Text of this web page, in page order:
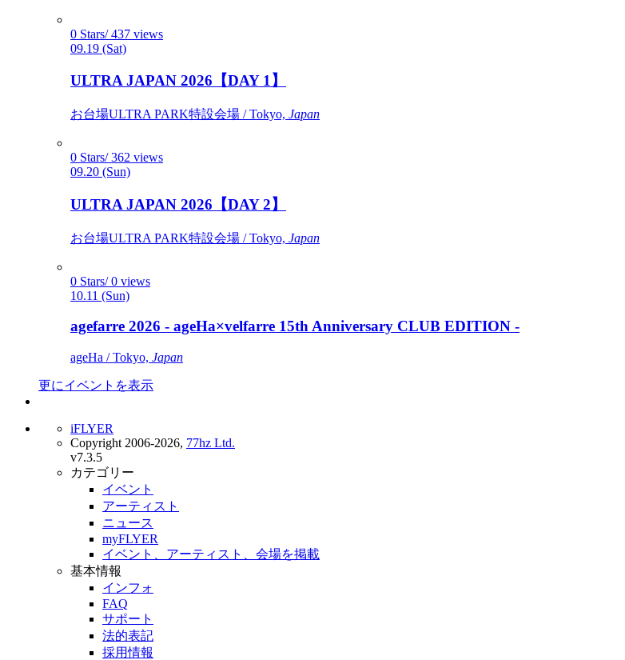
0 Stars/ 437 views
09.19 (Sat)
ULTRA JAPAN 2026【DAY 1】
お台場ULTRA PARK特設会場 / Tokyo, Japan
0 Stars/ 362 views
09.20 (Sun)
ULTRA JAPAN 2026【DAY 2】
お台場ULTRA PARK特設会場 / Tokyo, Japan
0 Stars/ 0 views
10.11 (Sun)
agefarre 2026 - ageHa×velfarre 15th Anniversary CLUB EDITION -
ageHa / Tokyo, Japan
更にイベントを表示
iFLYER
Copyright 2006-2026, 77hz Ltd.
v7.3.5
カテゴリー
イベント
アーティスト
ニュース
myFLYER
イベント、アーティスト、会場を掲載
基本情報
インフォ
FAQ
サポート
法的表記
採用情報